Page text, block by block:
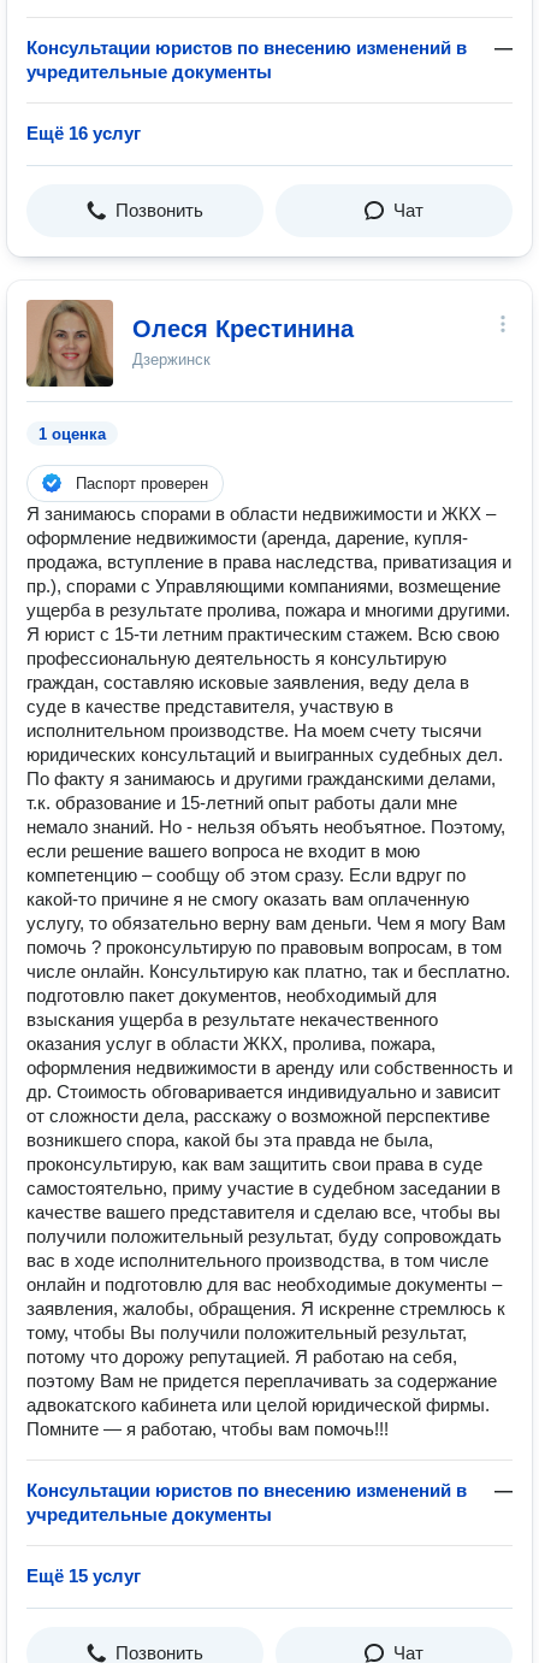
Консультации юристов по внесению изменений в
учредительные документы
—
Ещё 16 услуг
Позвонить Чат
Олеся Крестинина
Дзержинск
1 оценка
Паспорт проверен
Я занимаюсь спорами в области недвижимости и ЖКХ –
оформление недвижимости (аренда, дарение, купля-
продажа, вступление в права наследства, приватизация и
пр.), спорами с Управляющими компаниями, возмещение
ущерба в результате пролива, пожара и многими другими.
Я юрист с 15-ти летним практическим стажем. Всю свою
профессиональную деятельность я консультирую
граждан, составляю исковые заявления, веду дела в
суде в качестве представителя, участвую в
исполнительном производстве. На моем счету тысячи
юридических консультаций и выигранных судебных дел.
По факту я занимаюсь и другими гражданскими делами,
т.к. образование и 15-летний опыт работы дали мне
немало знаний. Но - нельзя объять необъятное. Поэтому,
если решение вашего вопроса не входит в мою
компетенцию – сообщу об этом сразу. Если вдруг по
какой-то причине я не смогу оказать вам оплаченную
услугу, то обязательно верну вам деньги. Чем я могу Вам
помочь ? проконсультирую по правовым вопросам, в том
числе онлайн. Консультирую как платно, так и бесплатно.
подготовлю пакет документов, необходимый для
взыскания ущерба в результате некачественного
оказания услуг в области ЖКХ, пролива, пожара,
оформления недвижимости в аренду или собственность и
др. Стоимость обговаривается индивидуально и зависит
от сложности дела, расскажу о возможной перспективе
возникшего спора, какой бы эта правда не была,
проконсультирую, как вам защитить свои права в суде
самостоятельно, приму участие в судебном заседании в
качестве вашего представителя и сделаю все, чтобы вы
получили положительный результат, буду сопровождать
вас в ходе исполнительного производства, в том числе
онлайн и подготовлю для вас необходимые документы –
заявления, жалобы, обращения. Я искренне стремлюсь к
тому, чтобы Вы получили положительный результат,
потому что дорожу репутацией. Я работаю на себя,
поэтому Вам не придется переплачивать за содержание
адвокатского кабинета или целой юридической фирмы.
Помните — я работаю, чтобы вам помочь!!!
Консультации юристов по внесению изменений в
учредительные документы
—
Ещё 15 услуг
Позвонить Чат